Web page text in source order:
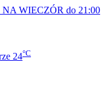
WIECZÓR do 21:00
24°C